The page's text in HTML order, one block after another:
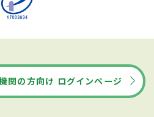
関の方向け ログインページ